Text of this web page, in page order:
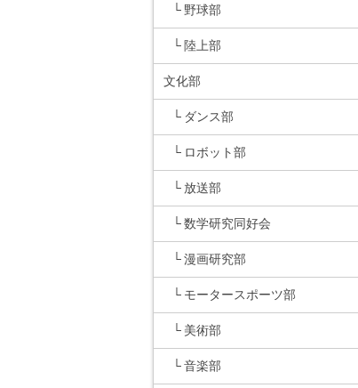
野球部
陸上部
文化部
ダンス部
ロボット部
放送部
数学研究同好会
漫画研究部
モータースポーツ部
美術部
音楽部